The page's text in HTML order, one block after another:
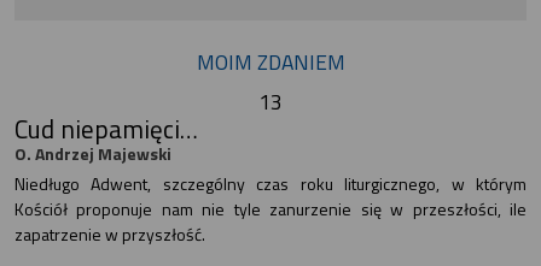
MOIM ZDANIEM
13
Cud niepamięci…
O. Andrzej Majewski
Niedługo Adwent, szczególny czas roku liturgicznego, w którym
Kościół proponuje nam nie tyle zanurzenie się w przeszłości, ile
zapatrzenie w przyszłość.